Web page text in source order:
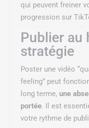
qui peuvent freiner
progression sur
Publier au
stratégie
Poster une vidéo
feeling” peut
long terme, une
portée. Il est
votre rythme de